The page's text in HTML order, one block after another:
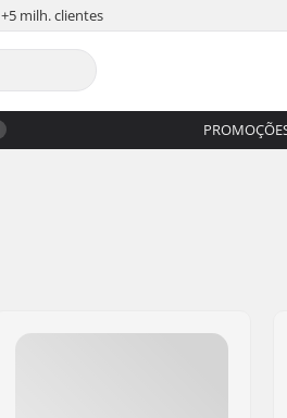
+5 milh. clientes